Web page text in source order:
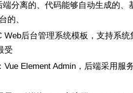
端分离的、代码能够自动生成的、
的、
Web后台管理系统模板，支持系统
受
Vue Element Admin，后端采用服